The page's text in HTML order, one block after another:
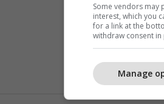
Some vendors may
interest, which you
for a link at the
withdraw consent
Manage